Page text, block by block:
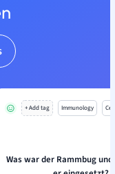
+ Add tag Immunology
Was war der Rammbug